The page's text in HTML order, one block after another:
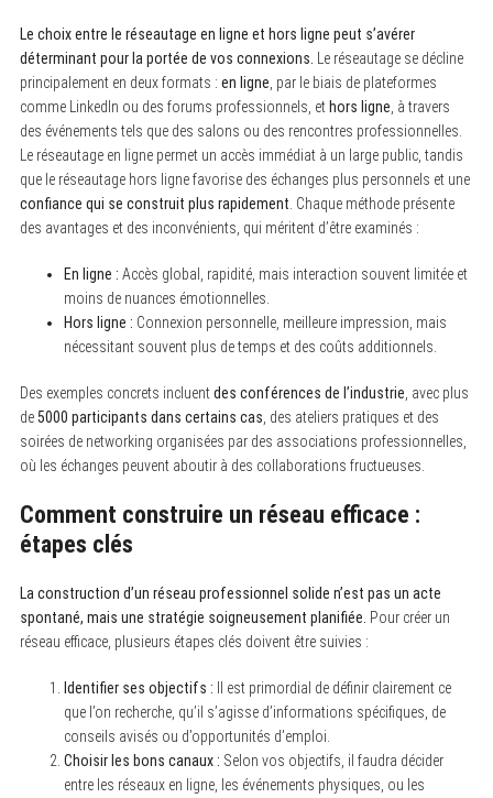
Le choix entre le réseautage en ligne et hors ligne peut s’avérer
déterminant pour la portée de vos connexions.
Le réseautage se décline
principalement en deux formats : en ligne , par le biais de plateformes
comme LinkedIn ou des forums professionnels, et hors ligne , à travers
des événements tels que des salons ou des rencontres professionnelles.
Le réseautage en ligne permet un accès immédiat à un large public, tandis
que le réseautage hors ligne favorise des échanges plus personnels et une
confiance qui se construit plus rapidement . Chaque méthode présente
des avantages et des inconvénients, qui méritent d’être examinés :
En ligne : Accès global, rapidité, mais interaction souvent limitée et
moins de nuances émotionnelles.
Hors ligne : Connexion personnelle, meilleure impression, mais
nécessitant souvent plus de temps et des coûts additionnels.
Des exemples concrets incluentdes conférences de l’industrie , avec plus
de5000 participants dans certains cas , des ateliers pratiques et des
soirées de networking organisées par des associations professionnelles,
où les échanges peuvent aboutir à des collaborations fructueuses.
Comment construire un réseau efficace :
étapes clés
La construction d’un réseau professionnel solide n’est pas un acte
spontané, mais une stratégie soigneusement planifiée. Pour créer un
réseau efficace, plusieurs étapes clés doivent être suivies :
Identifier ses objectifs : Il est primordial de définir clairement ce
que l’on recherche, qu’il s’agisse d’informations spécifiques, de
conseils avisés ou d’opportunités d’emploi.
Choisir les bons canaux : Selon vos objectifs, il faudra décider
entre les réseaux en ligne, les événements physiques, ou les